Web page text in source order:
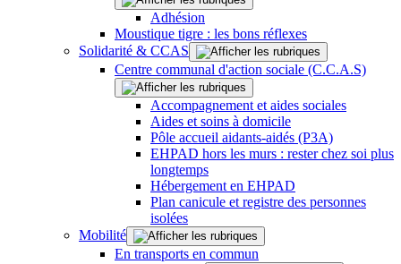
Adhésion
Moustique tigre : les bons réflexes
Solidarité & CCAS
Centre communal d'action sociale (C.C.A.S)
Accompagnement et aides sociales
Aides et soins à domicile
Pôle accueil aidants-aidés (P3A)
EHPAD hors les murs : rester chez soi plus
longtemps
Hébergement en EHPAD
Plan canicule et registre des personnes
isolées
Mobilité
En transports en commun